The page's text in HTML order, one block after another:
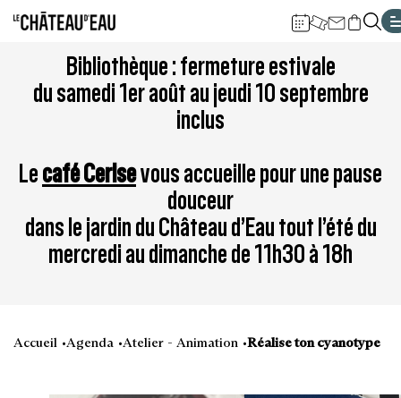
Aller
contenu
Aller
à
la
navigation
à
la
recherche
Aller
au
pied
plan
Bibliothèque : fermeture estivale
du samedi 1er août au jeudi 10 septembre
inclus
Lecafé Cerisevous accueille pour une pause
douceur
dans le jardin du Château d’Eau tout l’été du
mercredi au dimanche de 11h30 à 18h
Accueil Agenda Atelier - Animation Réalise ton cyanotype